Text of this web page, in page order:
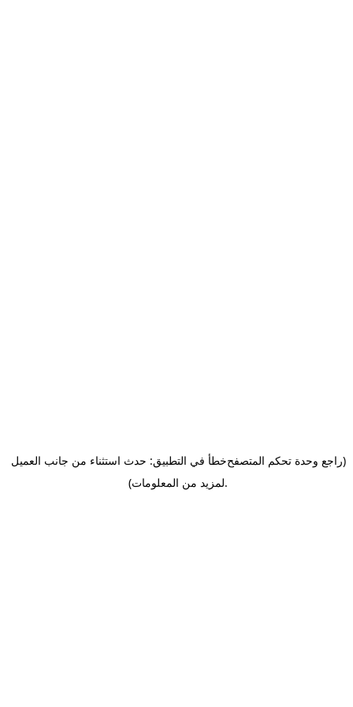
خطأ في التطبيق: حدث استثناء من جانب العميل(راجع وحدة تحكم المتصفح
لمزيد من المعلومات).